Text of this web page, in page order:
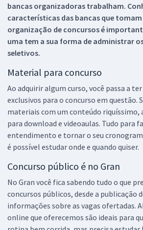
bancas organizadoras trabalham.
características das bancas que
organização de concursos é
uma tem a sua forma de administrar
seletivos.
Material para concurso
Ao adquirir algum curso, você passa a
exclusivos para o concurso em questão.
materiais com um conteúdo riquíssimo,
para download e videoaulas. Tudo para
entendimento e tornar o seu
é possível estudar onde e quando quiser.
Concurso público é no Gran
No Gran você fica sabendo tudo o que
concursos públicos, desde a publicação
informações sobre as vagas ofertadas.
online que oferecemos são ideais para